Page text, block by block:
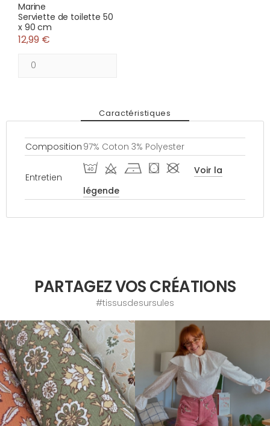
Marine
Serviette de toilette 50
x 90 cm
12,99 €
Caractéristiques
Composition 97% Coton 3% Polyester
Entretien
I d h ( #
Voir la
légende
PARTAGEZ VOS CRÉATIONS
#tissusdesursules